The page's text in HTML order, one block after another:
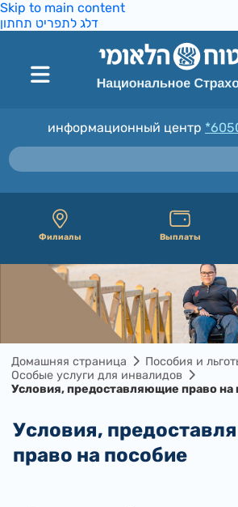
Skip to main content
דלג לתפריט תחתון
информационный центр
Филиалы Выплаты
Домашняя страница
Пособия и
Особые услуги для инвалидов
Условия, предоставляющие право на
Условия, предоставляющие
право на пособие